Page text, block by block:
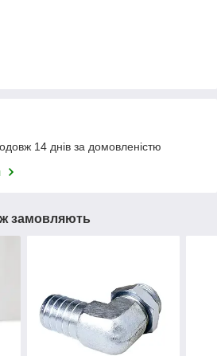
14 днів за домовленістю
замовляють